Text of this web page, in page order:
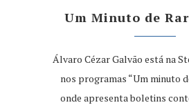
Um Minuto de
Álvaro Cézar Galvão está na
nos programas “Um minuto
onde apresenta boletins